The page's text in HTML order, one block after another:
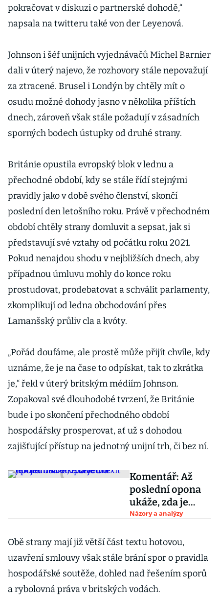
pokračovat v diskuzi o partnerské dohodě,“
napsala na twitteru také von der Leyenová.
Johnson i šéf unijních vyjednávačů Michel Barnier
dali v úterý najevo, že rozhovory stále nepovažují
za ztracené. Brusel i Londýn by chtěly mít o
osudu možné dohody jasno v několika příštích
dnech, zároveň však stále požadují v zásadních
sporných bodech ústupky od druhé strany.
Británie opustila evropský blok v lednu a
přechodné období, kdy se stále řídí stejnými
pravidly jako v době svého členství, skončí
poslední den letošního roku. Právě v přechodném
období chtěly strany domluvit a sepsat, jak si
představují své vztahy od počátku roku 2021.
Pokud nenajdou shodu v nejbližších dnech, aby
případnou úmluvu mohly do konce roku
prostudovat, prodebatovat a schválit parlamenty,
zkomplikují od ledna obchodování přes
Lamanšský průliv cla a kvóty.
„Pořád doufáme, ale prostě může přijít chvíle, kdy
uznáme, že je na čase to odpískat, tak to zkrátka
je,“ řekl v úterý britským médiím Johnson.
Zopakoval své dlouhodobé tvrzení, že Británie
bude i po skončení přechodného období
hospodářsky prosperovat, ať už s dohodou
zajišťující přístup na jednotný unijní trh, či bez ní.
Komentář: Až
poslední opona
ukáže, zda je
brexit jen jedno
Názory a analýzy
Obě strany mají již větší část textu hotovou,
uzavření smlouvy však stále brání spor o pravidla
hospodářské soutěže, dohled nad řešením sporů
a rybolovná práva v britských vodách.